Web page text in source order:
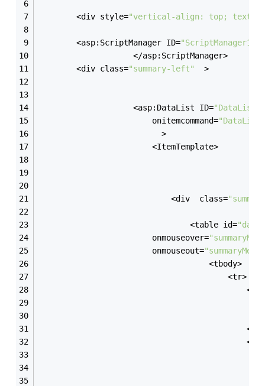
		<div style=
"vertical-align: top; text-
		<asp:ScriptManager ID=
"ScriptManager1"
                    </asp:ScriptManager>
		<div class=
"summary-left"
  >
                    <asp:DataList ID=
                        onitemcommand=
                          >
                        <ItemTemplate>
                            <div  class=
                                <table id=
                        onmouseover=
                        onmouseout=
                                    <tbody>
                                        <tr>
<td
</
<td